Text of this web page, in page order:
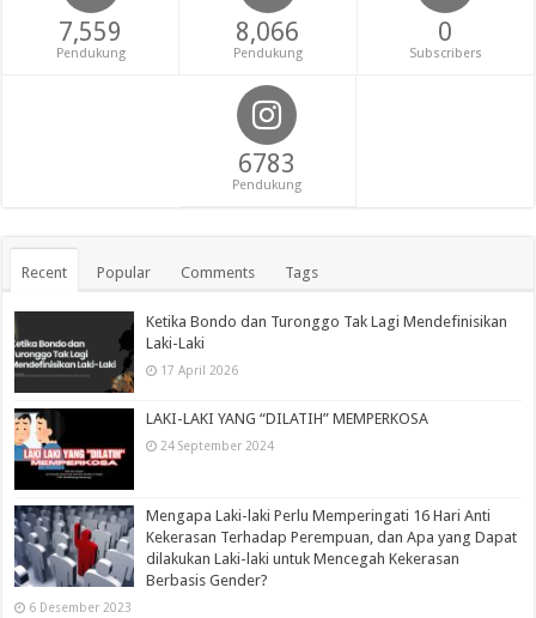
7,559
Pendukung
8,066
Pendukung
0
Subscribers
6783
Pendukung
Recent Popular Comments Tags
Ketika Bondo dan Turonggo Tak Lagi Mendefinisikan
Laki-Laki
17 April 2026
LAKI-LAKI YANG “DILATIH” MEMPERKOSA
24 September 2024
Mengapa Laki-laki Perlu Memperingati 16 Hari Anti
Kekerasan Terhadap Perempuan, dan Apa yang Dapat
dilakukan Laki-laki untuk Mencegah Kekerasan
Berbasis Gender?
6 Desember 2023